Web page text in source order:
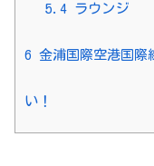
5.4ラウンジ
6 金浦国際空港国際
い！